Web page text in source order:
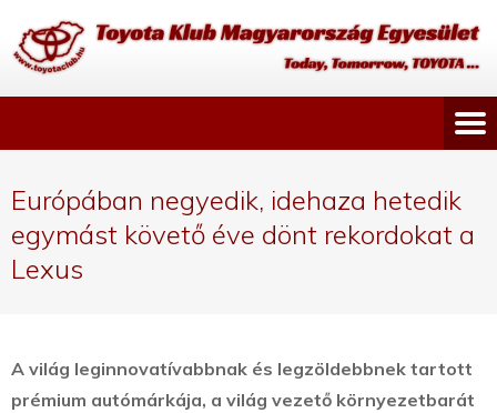
Európában negyedik, idehaza hetedik
egymást követő éve dönt rekordokat a
Lexus
A világ leginnovatívabbnak és legzöldebbnek tartott
prémium autómárkája, a világ vezető környezetbarát